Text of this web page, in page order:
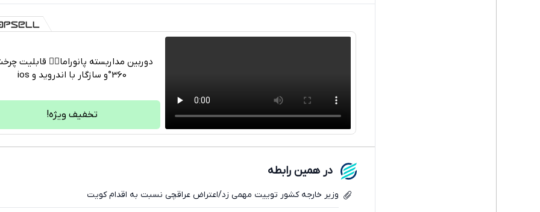
تلگرام
فیسبوک
دوربین مداربسته پانوراما👈🏻 قابلیت
360°و سازگار با اندروید و ios
تخفیف ویژه!
در همین رابطه
وزیر خارجه کشور توییت مهمی زد/اعتراض عراقچی نسبت به اقدام کویت